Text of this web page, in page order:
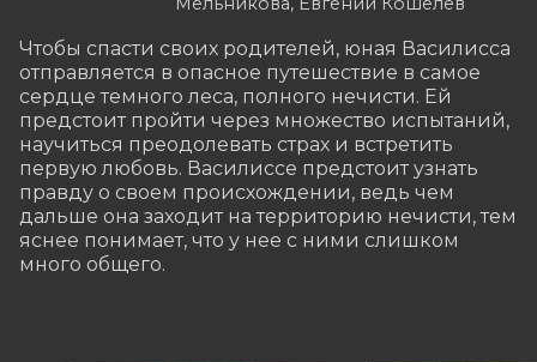
Чтобы спасти своих родителей, юная Василисса
отправляется в опасное путешествие в самое
сердце темного леса, полного нечисти. Ей
предстоит пройти через множество испытаний,
научиться преодолевать страх и встретить
первую любовь. Василиссе предстоит узнать
правду о своем происхождении, ведь чем
дальше она заходит на территорию нечисти, тем
яснее понимает, что у нее с ними слишком
много общего.